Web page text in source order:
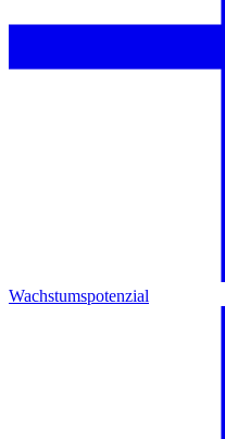
Wachstumspotenzial